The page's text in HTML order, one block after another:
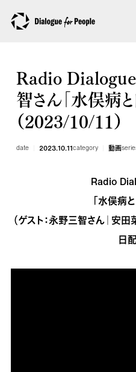
Radio Dialogue
智さん「水俣病と
（2023/10/11）
date 2023.10.11category 動画
Radio
「水俣病
（ゲスト：永野三智さん｜安
日